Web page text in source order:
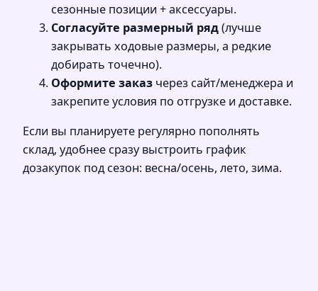
сезонные позиции + аксессуары.
Согласуйте размерный ряд(лучше
закрывать ходовые размеры, а редкие
добирать точечно).
Оформите заказ через сайт/менеджера и
закрепите условия по отгрузке и доставке.
Если вы планируете регулярно пополнять
склад, удобнее сразу выстроить график
дозакупок под сезон: весна/осень, лето, зима.